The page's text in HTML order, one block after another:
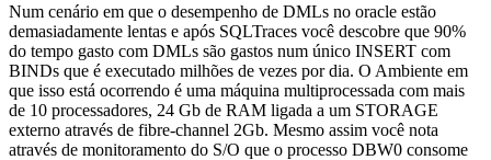
Num cenário em que o desempenho de DMLs no oracle estão
demasiadamente lentas e após SQLTraces você descobre que 90%
do tempo gasto com DMLs são gastos num único INSERT com
BINDs que é executado milhões de vezes por dia. O Ambiente em
que isso está ocorrendo é uma máquina multiprocessada com mais
de 10 processadores, 24 Gb de RAM ligada a um STORAGE
externo através de fibre-channel 2Gb. Mesmo assim você nota
através de monitoramento do S/O que o processo DBW0 consome